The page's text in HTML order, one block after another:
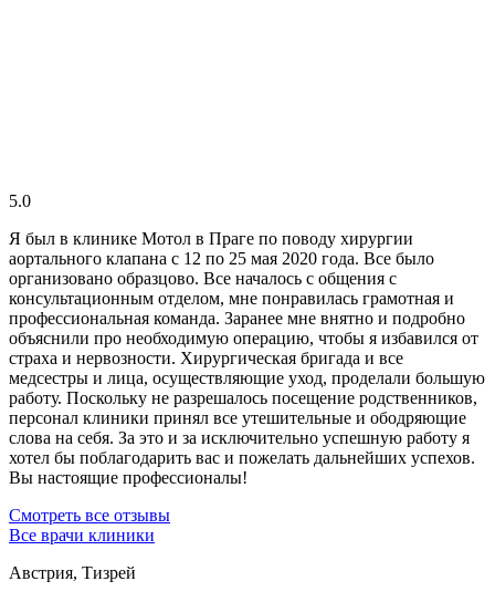
5.0
Я был в клинике Мотол в Праге по поводу хирургии
аортального клапана с 12 по 25 мая 2020 года. Все было
организовано образцово. Все началось с общения с
консультационным отделом, мне понравилась грамотная и
профессиональная команда. Заранее мне внятно и подробно
объяснили про необходимую операцию, чтобы я избавился от
страха и нервозности. Хирургическая бригада и все
медсестры и лица, осуществляющие уход, проделали большую
работу. Поскольку не разрешалось посещение родственников,
персонал клиники принял все утешительные и ободряющие
слова на себя. За это и за исключительно успешную работу я
хотел бы поблагодарить вас и пожелать дальнейших успехов.
Вы настоящие профессионалы!
Смотреть все отзывы
Все врачи клиники
Австрия, Тизрей